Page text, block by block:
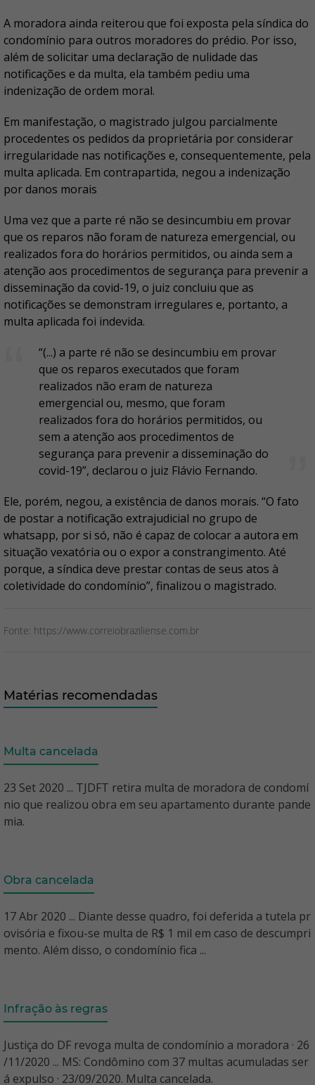
A moradora ainda reiterou que foi exposta pela síndica do
condomínio para outros moradores do prédio. Por isso,
além de solicitar uma declaração de nulidade das
notificações e da multa, ela também pediu uma
indenização de ordem moral.
Em manifestação, o magistrado julgou parcialmente
procedentes os pedidos da proprietária por considerar
irregularidade nas notificações e, consequentemente, pela
multa aplicada. Em contrapartida, negou a indenização
por danos morais
Uma vez que a parte ré não se desincumbiu em provar
que os reparos não foram de natureza emergencial, ou
realizados fora do horários permitidos, ou ainda sem a
atenção aos procedimentos de segurança para prevenir a
disseminação da covid-19, o juiz concluiu que as
notificações se demonstram irregulares e, portanto, a
multa aplicada foi indevida.
“(...) a parte ré não se desincumbiu em provar
que os reparos executados que foram
realizados não eram de natureza
emergencial ou, mesmo, que foram
realizados fora do horários permitidos, ou
sem a atenção aos procedimentos de
segurança para prevenir a disseminação do
covid-19”, declarou o juiz Flávio Fernando.
Ele, porém, negou, a existência de danos morais. “O fato
de postar a notificação extrajudicial no grupo de
whatsapp, por si só, não é capaz de colocar a autora em
situação vexatória ou o expor a constrangimento. Até
porque, a síndica deve prestar contas de seus atos à
coletividade do condomínio”, finalizou o magistrado.
Fonte: https://www.correiobraziliense.com.br
Matérias recomendadas
Multa cancelada
23 Set 2020 ... TJDFT retira multa de moradora de condomí
nio que realizou obra em seu apartamento durante pande
mia.
Obra cancelada
17 Abr 2020 ... Diante desse quadro, foi deferida a tutela pr
ovisória e fixou-se multa de R$ 1 mil em caso de descumpri
mento. Além disso, o condomínio fica ...
Infração às regras
Justiça do DF revoga multa de condomínio a moradora · 26
/11/2020 ... MS: Condômino com 37 multas acumuladas ser
á expulso · 23/09/2020. Multa cancelada.